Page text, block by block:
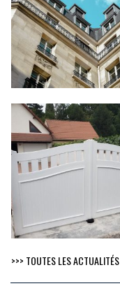
>>> TOUTES LES ACTUALITÉS